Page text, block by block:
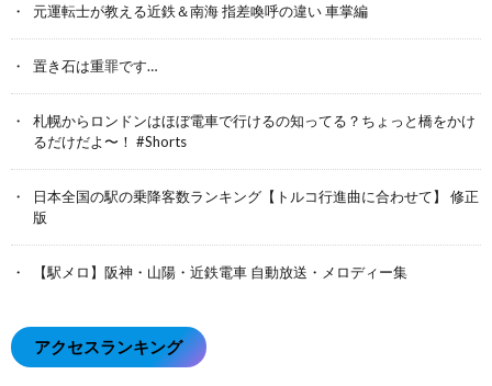
元運転士が教える近鉄＆南海 指差喚呼の違い 車掌編
置き石は重罪です…
札幌からロンドンはほぼ電車で行けるの知ってる？ちょっと橋をかけ
るだけだよ〜！ #Shorts
日本全国の駅の乗降客数ランキング【トルコ行進曲に合わせて】 修正
版
【駅メロ】阪神・山陽・近鉄電車 自動放送・メロディー集
アクセスランキング